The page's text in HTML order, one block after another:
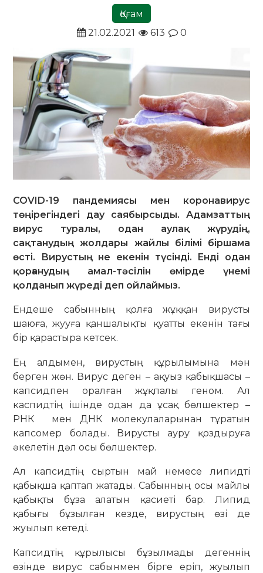
Қоғам
21.02.2021
613 0
COVID-19 пандемиясы мен коронавирус
төңірегіндегі дау саябырсыды. Адамзаттың
вирус туралы, одан аулақ жүрудің,
сақтанудың жолдары жайлы білімі біршама
өсті. Вирустың не екенін түсінді. Енді одан
қорғанудың амал-тәсілін өмірде үнемі
қолданып жүреді деп ойлаймыз.
Ендеше сабынның қолға жұққан вирусты
шаюға, жууға қаншалықты қуатты екенін тағы
бір қарастыра кетсек.
Ең алдымен, вирустың құрылымына мән
берген жөн. Вирус деген – ақуыз қабықшасы –
капсидпен оралған жұқпалы геном. Ал
каспидтің ішінде одан да ұсақ бөлшектер –
РНК мен ДНК молекулаларынан тұратын
капсомер болады. Вирусты ауру қоздыруға
әкелетін дәл осы бөлшектер.
Ал капсидтің сыртын май немесе липидті
қабықша қаптап жатады. Сабынның осы майлы
қабықты бұза алатын қасиеті бар. Липид
қабығы бұзылған кезде, вирустың өзі де
жуылып кетеді.
Капсидтің құрылысы бұзылмады дегеннің
өзінде вирус сабынмен бірге еріп, жуылып